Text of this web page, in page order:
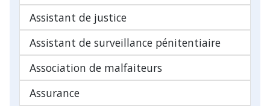
Assistant de justice
Assistant de surveillance pénitentiaire
Association de malfaiteurs
Assurance